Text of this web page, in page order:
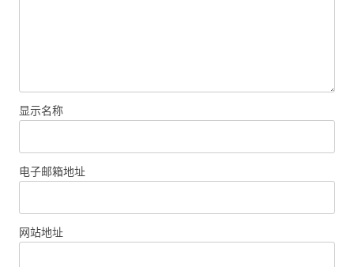
显示名称
电子邮箱地址
网站地址